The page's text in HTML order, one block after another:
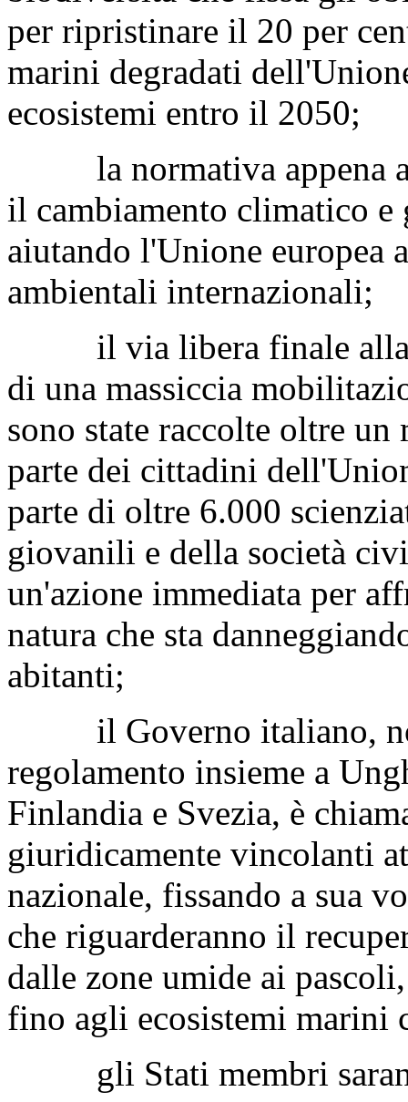
per ripristinare il 20 per
marini degradati
ecosistemi entro il 2050;
la normativa appena
il cambiamento climatico
aiutando l'Unione europea
ambientali internazionali;
il via libera finale
di una massiccia
sono state raccolte oltre
parte dei cittadini
parte di oltre 6.000
giovanili e della società
un'azione immediata per
natura che sta
abitanti;
il Governo italiano,
regolamento insieme a
Finlandia e Svezia, è
giuridicamente vincolanti
nazionale, fissando a sua
che riguarderanno il
dalle zone umide ai
fino agli ecosistemi marini
gli Stati membri